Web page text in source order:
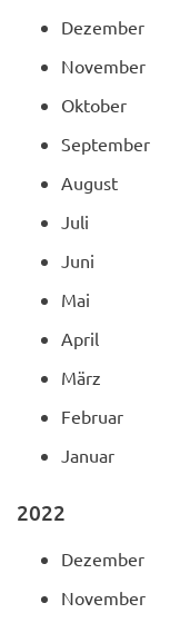
Dezember
November
Oktober
September
August
Juli
Juni
Mai
April
März
Februar
Januar
2022
Dezember
November